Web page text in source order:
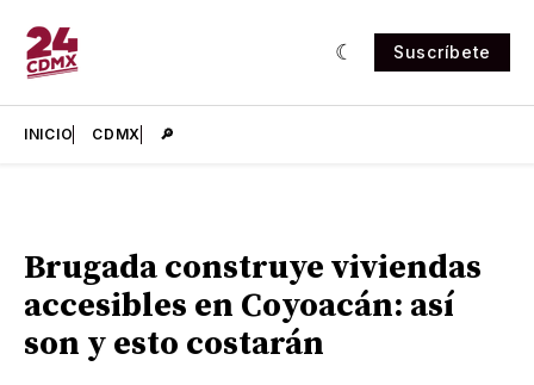
Suscríbete
INICIO CDMX 🔎
Brugada construye viviendas
accesibles en Coyoacán: así
son y esto costarán